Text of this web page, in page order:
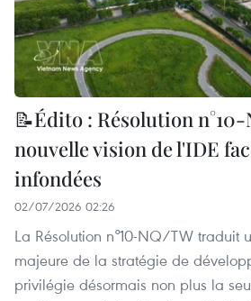
📝Édito : Résolution
nouvelle vision de l'IDE
infondées
02/07/2026 02:26
La Résolution n°10-NQ/TW traduit
majeure de la stratégie de
privilégie désormais non plus la